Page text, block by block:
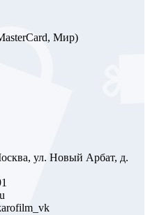
Мир)
ул. Новый Арбат, д.